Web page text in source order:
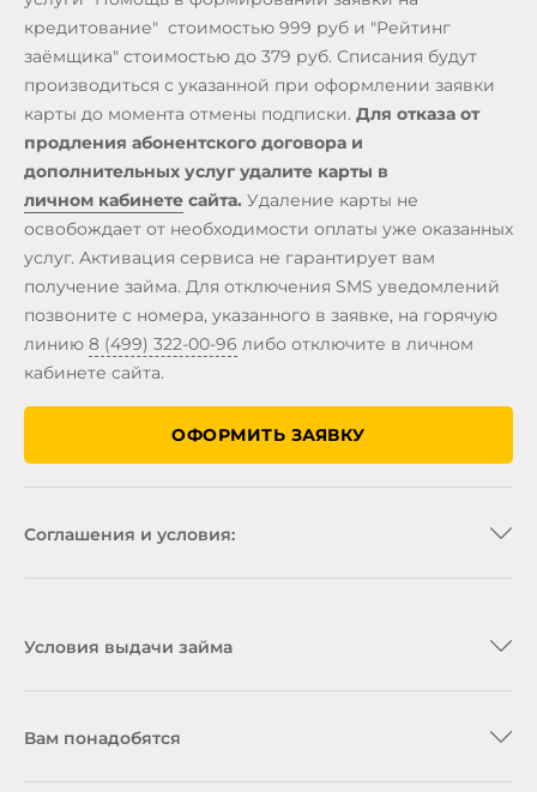
кредитование" стоимостью 999 руб и "Рейтинг
заёмщика" стоимостью до 379 руб. Списания будут
производиться с указанной при оформлении заявки
карты до момента отмены подписки. Для отказа от
продления абонентского договора и
дополнительных услуг удалите карты в
личном кабинете сайта. Удаление карты не
освобождает от необходимости оплаты уже оказанных
услуг. Активация сервиса не гарантирует вам
получение займа. Для отключения SMS уведомлений
позвоните с номера, указанного в заявке, на горячую
линию 8 (499) 322-00-96 либо отключите в личном
кабинете сайта.
ОФОРМИТЬ ЗАЯВКУ
Соглашения и условия:
Основания и правила подачи заявления о расторжении
Условия выдачи займа
МаниГив
Вам понадобятся